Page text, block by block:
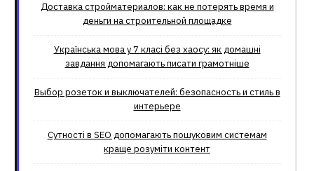
Доставка стройматериалов: как не потерять время и
деньги на строительной площадке
Українська мова у 7 класі без хаосу: як домашні
завдання допомагають писати грамотніше
Выбор розеток и выключателей: безопасность и стиль в
интерьере
Сутності в SEO допомагають пошуковим системам
краще розуміти контент